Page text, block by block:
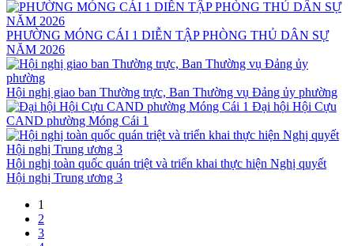
PHƯỜNG MÓNG CÁI 1 DIỄN TẬP PHÒNG THỦ DÂN SỰ
NĂM 2026
Hội nghị giao ban Thường trực, Ban Thường vụ Đảng ủy phường
Đại hội Hội Cựu
CAND phường Móng Cái 1
Hội nghị toàn quốc quán triệt và triển khai thực hiện Nghị quyết
Hội nghị Trung ương 3
1
2
3